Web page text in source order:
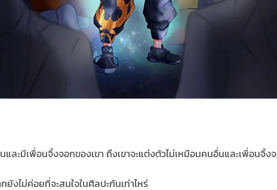
ะมีเพื่อนจิ้งจอกของเขา ถึงเขาจะแต่งตัวไม่เหมือนคนอื่นและเพื่อนจิ้ง
งไม่ค่อยที่จะสนใจในศิลปะกันเท่าไหร่